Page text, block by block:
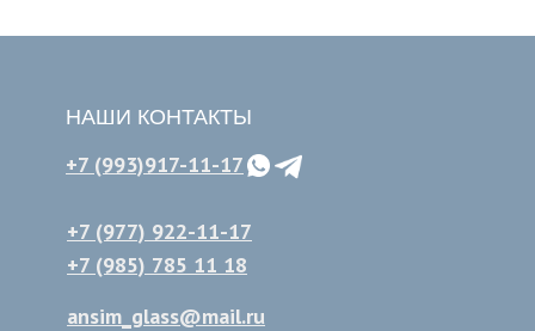
НАШИ КОНТАКТЫ
+7 (993)917-11-17
+7 (985) 785 11 18
ansim_glass@mail.ru
+7 (977) 922-11-17